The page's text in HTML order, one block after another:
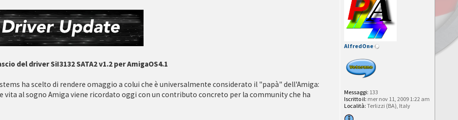
del driver SiI3132 SATA2 v1.2 per AmigaOS4.1
ha scelto di rendere omaggio a colui che è universalmente considerato il "papà" dell'Amiga:
vita al sogno Amiga viene ricordato oggi con un contributo concreto per la community che ha
AlfredOne
Messaggi: 133
Iscritto il: mer nov 11, 2009 1:22 am
Località: Terlizzi (BA), Italy